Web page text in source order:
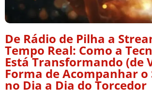
De Rádio de Pilha a
Tempo Real: Como a
Está Transformando (de
Forma de Acompanhar o
no Dia a Dia do Torcedor